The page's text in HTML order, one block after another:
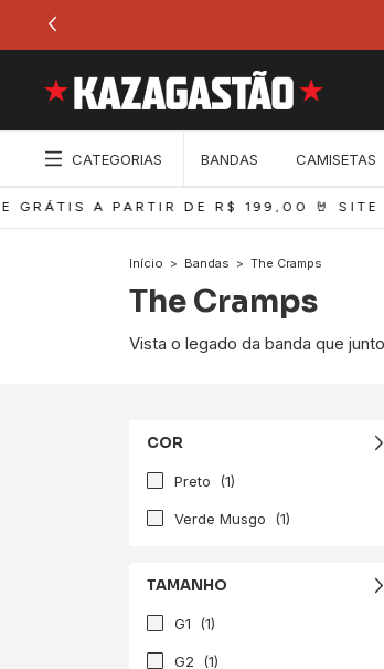
CATEGORIAS BANDAS CAMISETAS
GRÁTIS A PARTIR DE R$ 199,00 🤘 SITE
Início > Bandas > The Cramps
The Cramps
Vista o legado da banda que
COR
Preto (1)
Verde Musgo (1)
TAMANHO
G1 (1)
G2 (1)